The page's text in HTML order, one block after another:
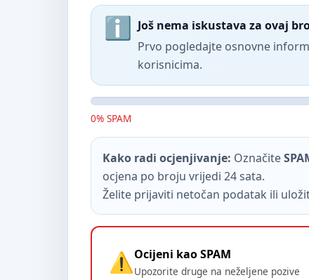
Još nema iskustava za ovaj
Prvo pogledajte osnovne
korisnicima.
0% SPAM
Kako radi ocjenjivanje: Označite
ocjena po broju vrijedi 24 sata.
Želite prijaviti netočan podatak ili
Ocijeni kao SPAM
Upozorite druge na neželjene pozive